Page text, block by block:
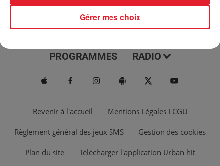
ACTUS MUSIQUES
PROGRAMMES RADIO
Revenir à l'accueil Mentions Légales I CGU
Règlement général des jeux SMS Gestion des cookies
Plan du site Télécharger l'application Urban hit
Gérer mes choix